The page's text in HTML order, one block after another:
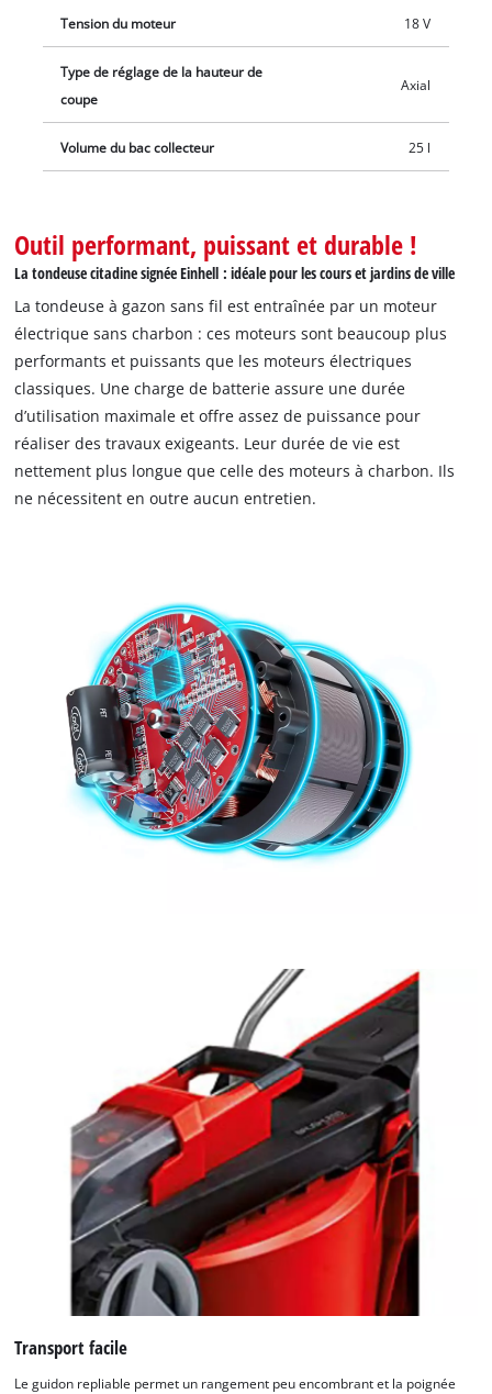
Tension du moteur 18 V
Type de réglage de la hauteur de
coupe
Axial
Volume du bac collecteur 25 l
Outil performant, puissant et durable !
La tondeuse citadine signée Einhell : idéale pour les cours et jardins de ville
La tondeuse à gazon sans fil est entraînée par un moteur
électrique sans charbon : ces moteurs sont beaucoup plus
performants et puissants que les moteurs électriques
classiques. Une charge de batterie assure une durée
d’utilisation maximale et offre assez de puissance pour
réaliser des travaux exigeants. Leur durée de vie est
nettement plus longue que celle des moteurs à charbon. Ils
ne nécessitent en outre aucun entretien.
Transport facile
Le guidon repliable permet un rangement peu encombrant et la poignée